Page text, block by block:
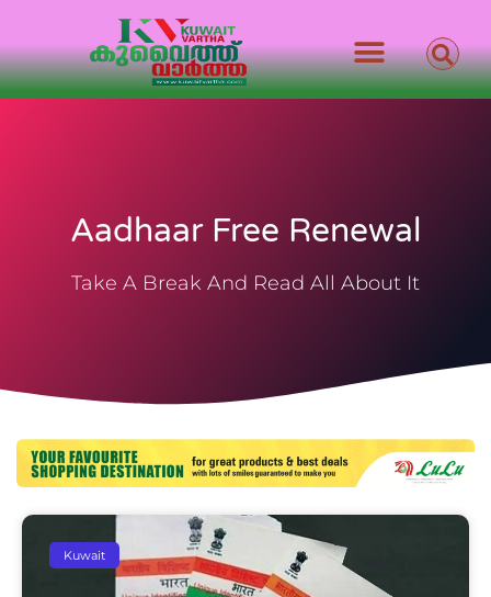
Aadhaar Free Renewal
Take A Break And Read All About It
Kuwait